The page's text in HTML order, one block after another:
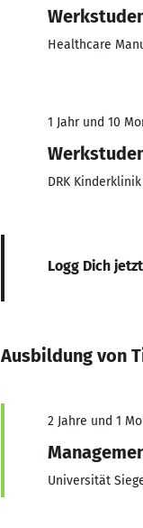
Healthcare
1 Jahr und 10
DRK
Logg Dich
Ausbildung von
2 Jahre und 1
Universität